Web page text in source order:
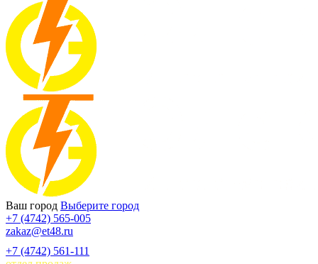
Ваш город Выберите город
+7 (4742) 565-005
zakaz@et48.ru
+7 (4742) 561-111